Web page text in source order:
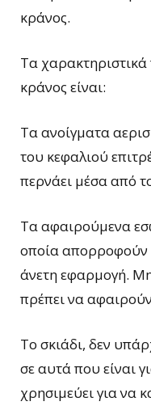
κράνος.
Τα
κράνος είναι:
Τα ανοίγματα
του κεφαλιού
περνάει μέσα από
Τα αφαιρούμενα
οποία απορροφούν
άνετη εφαρμογή.
πρέπει να
Το σκιάδι, δεν
σε αυτά που είναι
χρησιμεύει για να